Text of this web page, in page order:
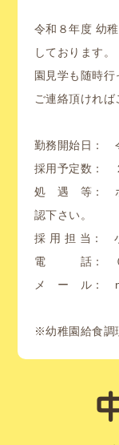
令和８年度 幼
しております。
園見学も随時
ご連絡頂ければ
勤務開始日：
採用予定数：
処 遇 等： ホ
認下さい。
採 用 担 当：
電 話： ０４
メ ー ル：
※幼稚園給食調